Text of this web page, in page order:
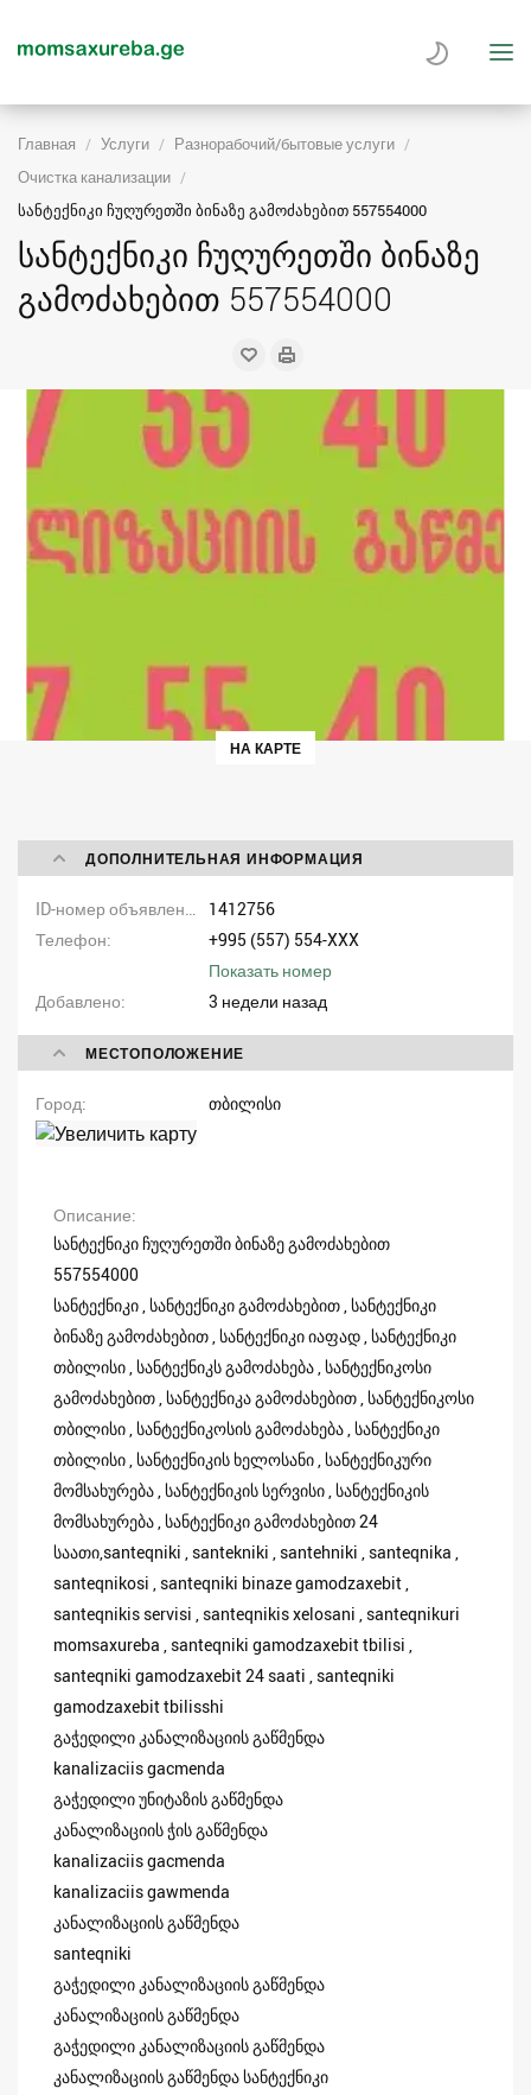
Главная Услуги
Разнорабочий/бытовые услуги
Очистка канализации
სანტექნიკი ჩუღურეთში ბინაზე გამოძახებით 557554000
სანტექნიკი ჩუღურეთში ბინაზე
გამოძახებით 557554000
НА КАРТЕ
ДОПОЛНИТЕЛЬНАЯ ИНФОРМАЦИЯ
1412756
Телефон
+995 (557) 554-XXX
Показать номер
Добавлено
3 недели назад
МЕСТОПОЛОЖЕНИЕ
Город თბილისი
Описание
სანტექნიკი ჩუღურეთში ბინაზე გამოძახებით
557554000
სანტექნიკი , სანტექნიკი გამოძახებით , სანტექნიკი
ბინაზე გამოძახებით , სანტექნიკი იაფად , სანტექნიკი
თბილისი , სანტექნიკს გამოძახება , სანტექნიკოსი
გამოძახებით , სანტექნიკა გამოძახებით , სანტექნიკოსი
თბილისი , სანტექნიკოსის გამოძახება , სანტექნიკი
თბილისი , სანტექნიკის ხელოსანი , სანტექნიკური
მომსახურება , სანტექნიკის სერვისი , სანტექნიკის
მომსახურება , სანტექნიკი გამოძახებით 24
საათი,santeqniki , santekniki , santehniki , santeqnika ,
santeqnikosi , santeqniki binaze gamodzaxebit ,
santeqnikis servisi , santeqnikis xelosani , santeqnikuri
momsaxureba , santeqniki gamodzaxebit tbilisi ,
santeqniki gamodzaxebit 24 saati , santeqniki
gamodzaxebit tbilisshi
გაჭედილი კანალიზაციის გაწმენდა
kanalizaciis gacmenda
გაჭედილი უნიტაზის გაწმენდა
კანალიზაციის ჭის გაწმენდა
kanalizaciis gacmenda
kanalizaciis gawmenda
კანალიზაციის გაწმენდა
santeqniki
გაჭედილი კანალიზაციის გაწმენდა
კანალიზაციის გაწმენდა
გაჭედილი კანალიზაციის გაწმენდა
კანალიზაციის გაწმენდა სანტექნიკი